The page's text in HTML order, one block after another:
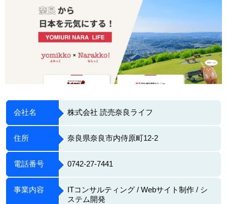
会社名 株式会社 読売奈良ライフ
住所 奈良県奈良市内侍原町12-2
電話番号 0742-27-7441
事業内容
ITコンサルティング / Webサイト制作 / シ
ステム開発